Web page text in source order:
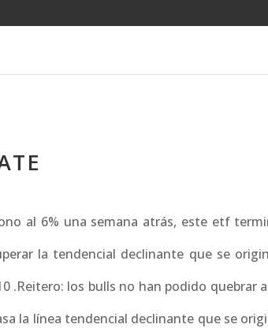
al 6% una semana atrás, este etf
la tendencial declinante que se
.Reitero: los bulls no han podido quebrar
la línea tendencial declinante que se